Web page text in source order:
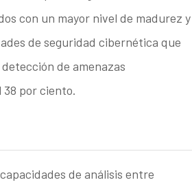
con un mayor nivel de madurez y
de seguridad cibernética que
de amenazas
38 por ciento.
de análisis entre